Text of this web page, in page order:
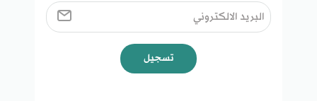
تسجيل